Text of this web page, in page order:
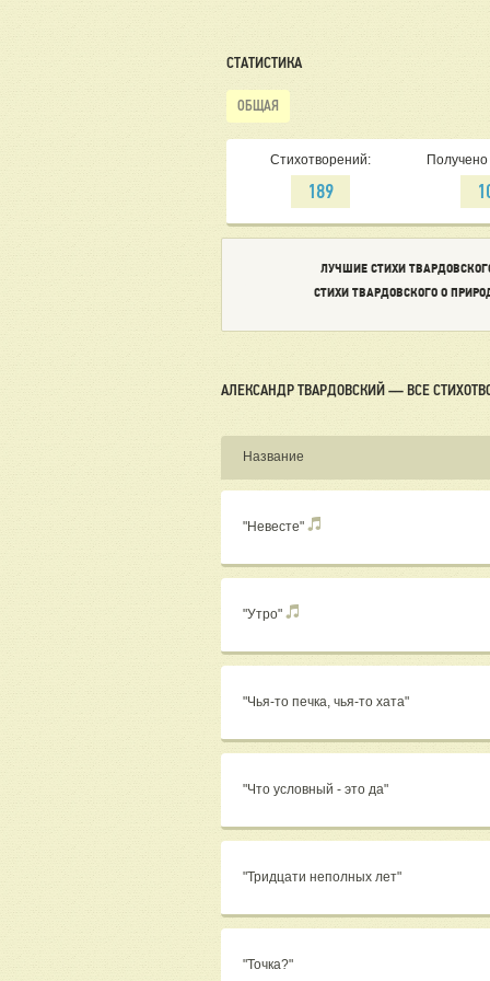
СТАТИСТИКА
ОБЩАЯ
Стихотворений:
189
ЛУЧШИЕ СТИХИ
СТИХИ ТВАРДОВСКОГО О
АЛЕКСАНДР ТВАРДОВСКИЙ — ВСЕ
Название
"Невесте"
"Утро"
"Чья-то печка, чья-то хата"
"Что условный - это да"
"Тридцати неполных лет"
"Точка?"